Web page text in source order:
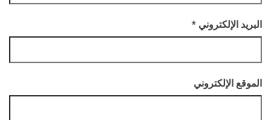
البريد الإلكتروني *
الموقع الإلكتروني